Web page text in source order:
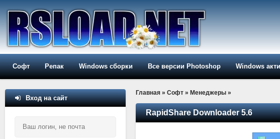
Софт Репак Windows сборки Все версии Photoshop Windows
Главная » Софт » Менеджеры »
RapidShare Downloader 5.6
Вход на сайт